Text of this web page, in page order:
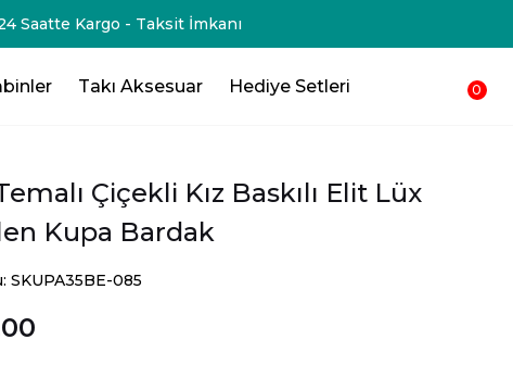
250₺ 💸 Sepetinden düşsün !!!💸
Takı Aksesuar Hediye Setleri 0
Çiçekli Kız Baskılı Elit Lüx
Kupa Bardak
SKUPA35BE-085